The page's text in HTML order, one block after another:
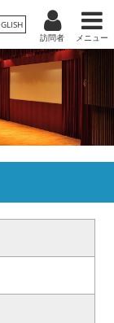
訪問者
メニュー
在学生の方